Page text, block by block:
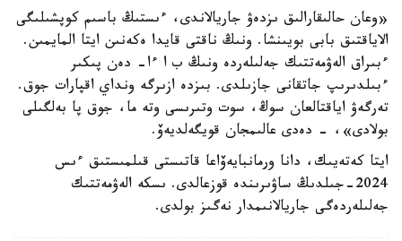
«وعان حالىقارالىق ىزدەۋ جاريالاندى، ءىستىڭ باسىم كوپشىلىگى
الاياقتىق بابى بويىنشا. ونىڭ ناقتى قايدا ەكەنىن ايتا المايمىن.
ءبىراق الەۋمەتتىك جەلىلەردە ونىڭ ب ا ءا- دەن پىكىر
ءبىلدىرىپ جاتقانى جازىلدى. بىزدە ازىرگە ونداي اقپارات جوق.
تەرگەۋ اياقتالعان سوڭ، سوت وتىرىسى وتە ما، جوق پا بەلگىلى
بولادى»، - دەدى عالىمجان قويگەلديەۆ.
ايتا كەتەيىك، دانا ورمانبايەۆاعا قاتىستى قىلمىستىق ءىس
2024-جىلدىڭ ساۋىرىندە قوزعالدى. ىسكە الەۋمەتتىك
جەلىلەردەگى جاريالانىمدار نەگىز بولدى.